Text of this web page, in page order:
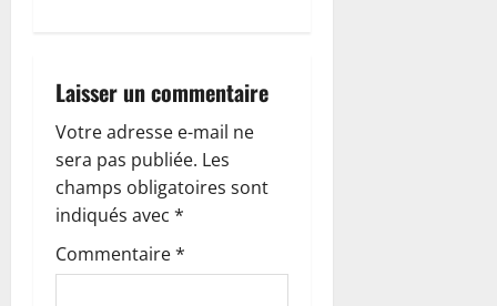
a
r
t
i
Laisser un commentaire
Votre adresse e-mail ne
sera pas publiée. Les
champs obligatoires sont
indiqués avec *
Commentaire*